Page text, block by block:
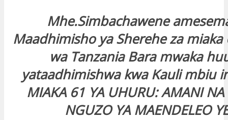
Mhe.Simbachawene
Maadhimisho ya Sherehe za
wa Tanzania Bara mwaka
yataadhimishwa kwa Kauli mbiu
MIAKA 61 YA UHURU: AMANI NA
NGUZO YA MAENDELEO